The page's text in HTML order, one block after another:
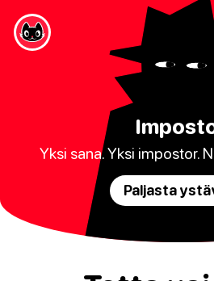
Yksi sana. Yksi impostor.
Paljasta